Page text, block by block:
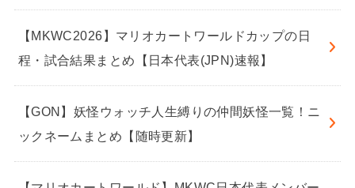
【MKWC2026】マリオカートワールドカップの日
程・試合結果まとめ【日本代表(JPN)速報】
【GON】妖怪ウォッチ人生縛りの仲間妖怪一覧！ニ
ックネームまとめ【随時更新】